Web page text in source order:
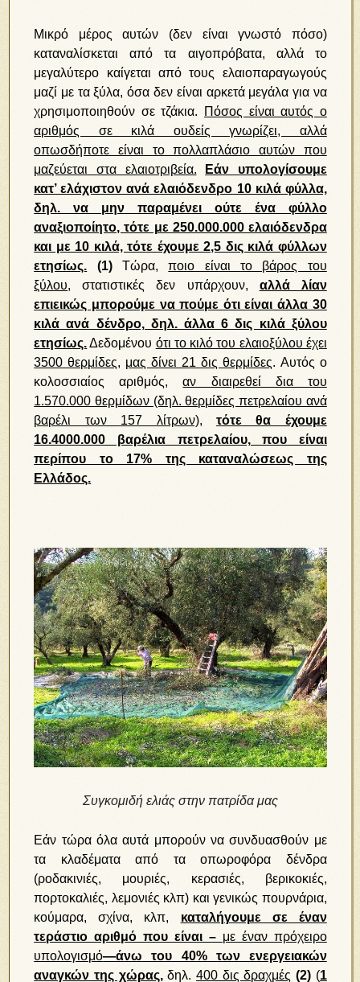
Μικρό μέρος αυτών (δεν είναι γνωστό πόσο)
καταναλίσκεται από τα αιγοπρόβατα, αλλά το
μεγαλύτερο καίγεται από τους ελαιοπαραγωγούς
μαζί με τα ξύλα, όσα δεν είναι αρκετά μεγάλα για να
χρησιμοποιηθούν σε τζάκια.
Πόσος είναι αυτός ο
αριθμός σε κιλά ουδείς γνωρίζει, αλλά
οπωσδήποτε είναι το πολλαπλάσιο αυτών που
μαζεύεται στα ελαιοτριβεία.
Εάν υπολογίσουμε
κατ’ ελάχιστον ανά ελαιόδενδρο 10 κιλά φύλλα,
δηλ. να μην παραμένει ούτε ένα φύλλο
αναξιοποίητο, τότε με 250.000.000 ελαιόδενδρα
και με 10 κιλά, τότε έχουμε 2,5 δις κιλά φύλλων
ετησίως.
(1) Τώρα,ποιο είναι το βάρος του
ξύλου, στατιστικές δεν υπάρχουν, αλλά λίαν
επιεικώς μπορούμε να πούμε ότι είναι άλλα 30
κιλά ανά δένδρο, δηλ. άλλα 6 δις κιλά ξύλου
ετησίως.Δεδομένου ότι το κιλό του ελαιοξύλου έχει
3500 θερμίδες, μας δίνει 21 δις θερμίδες. Αυτός ο
κολοσσιαίος αριθμός,αν διαιρεθεί δια του
1.570.000 θερμίδων (δηλ. θερμίδες πετρελαίου ανά
βαρέλι των 157 λίτρων),
τότε θα έχουμε
16.4000.000 βαρέλια πετρελαίου, που είναι
περίπου το 17% της καταναλώσεως της
Ελλάδος.
Συγκομιδή ελιάς στην πατρίδα μας
Εάν τώρα όλα αυτά μπορούν να συνδυασθούν με
τα κλαδέματα από τα οπωροφόρα δένδρα
(ροδακινιές, μουριές, κερασιές, βερικοκιές,
πορτοκαλιές, λεμονιές κλπ) και γενικώς πουρνάρια,
κούμαρα, σχίνα, κλπ, καταλήγουμε σε έναν
τεράστιο αριθμό που είναι – με έναν πρόχειρο
υπολογισμό—άνω του 40% των ενεργειακών
αναγκών της χώρας,δηλ.400 δις δραχμές (2) (1